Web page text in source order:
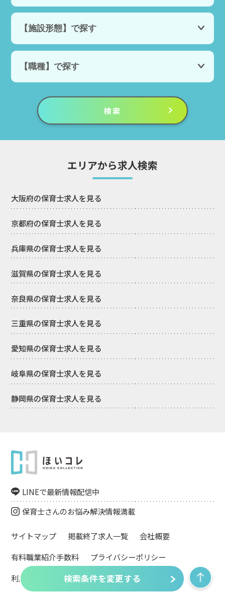
エリアから求人検索
大阪府の保育士求人を見る
京都府の保育士求人を見る
兵庫県の保育士求人を見る
滋賀県の保育士求人を見る
奈良県の保育士求人を見る
三重県の保育士求人を見る
愛知県の保育士求人を見る
岐阜県の保育士求人を見る
静岡県の保育士求人を見る
LINEで最新情報配信中
保育士さんのお悩み解決情報満載
サイトマップ 掲載終了求人一覧
会社概要
有料職業紹介手数料
プライバシーポリシー
利用規約
検索条件を変更する